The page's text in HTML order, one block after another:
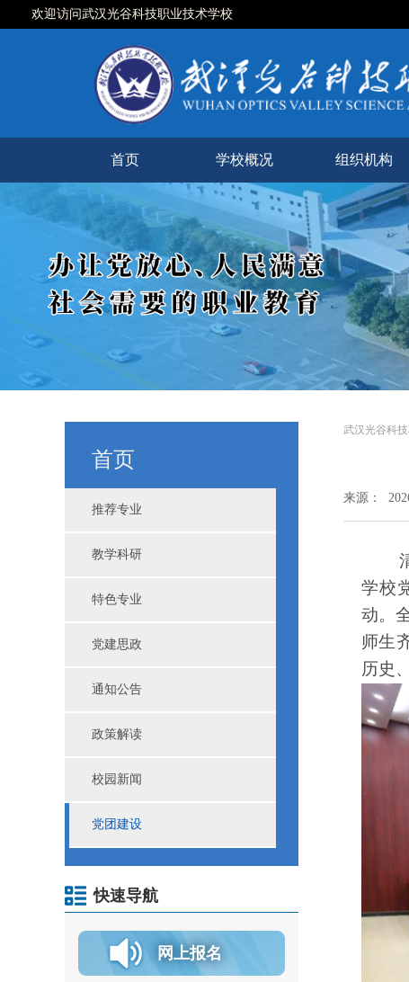
欢迎访问武汉光谷科技职业技术学校
首页 学校概况
学校简介
现任领导
校徽校训
校园风光
组织机构
首页
推荐专业
教学科研
特色专业
党建思政
通知公告
政策解读
校园新闻
党团建设
快速导航
网上报名
武汉光谷科
来源：
学校
动。
师生
历史